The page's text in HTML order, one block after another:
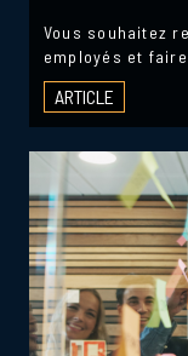
Vous souhaitez
employés et
ARTICLE